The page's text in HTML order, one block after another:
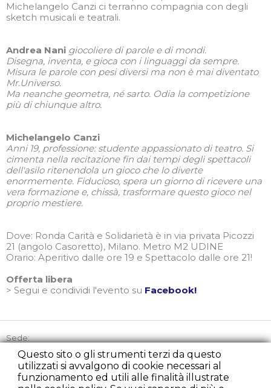
Questo sito o gli strumenti terzi da questo
utilizzati si avvalgono di cookie necessari al
funzionamento ed utili alle finalità illustrate
Michelangelo Canzi ci terranno compagnia con degli
sketch musicali e teatrali.
Andrea Nani giocoliere di parole e di mondi.
Disegna, inventa, e gioca con i linguaggi da sempre.
Misura le parole con pesi diversi ma non è mai diventato
Mr.Universo.
Ma neanche geometra, né sarto. Odia la competizione
più di chiunque altro.
Michelangelo Canzi
Anni 19, professione: studente appassionato di teatro. Si
cimenta nella recitazione fin dai tempi degli spettacoli
dell'asilo ritenendola un gioco che lo diverte
enormemente. Fiducioso, spera un giorno di ricevere una
vera formazione e, chissà, trasformare questo gioco nel
proprio mestiere.
Dove: Ronda Carità e Solidarietà è in via privata Picozzi
21 (angolo Casoretto), Milano. Metro M2 UDINE
Orario: Aperitivo dalle ore 19 e Spettacolo dalle ore 21!
Offerta libera
> Segui e condividi l'evento su Facebook!
Sede:
Via Picozzi 21, 20131 Milano
Tel:+39 02 45863842
Cell:+39 348 2235107